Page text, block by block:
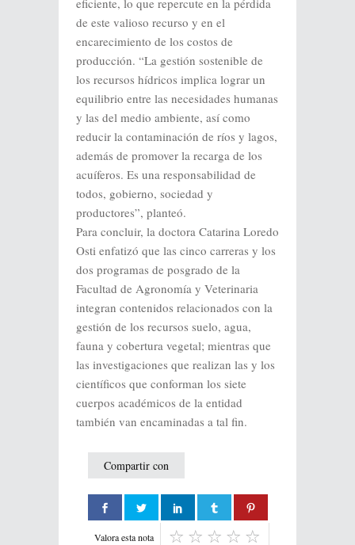
eficiente, lo que repercute en la pérdida
de este valioso recurso y en el
encarecimiento de los costos de
producción. “La gestión sostenible de
los recursos hídricos implica lograr un
equilibrio entre las necesidades humanas
y las del medio ambiente, así como
reducir la contaminación de ríos y lagos,
además de promover la recarga de los
acuíferos. Es una responsabilidad de
todos, gobierno, sociedad y
productores”, planteó.
Para concluir, la doctora Catarina Loredo
Osti enfatizó que las cinco carreras y los
dos programas de posgrado de la
Facultad de Agronomía y Veterinaria
integran contenidos relacionados con la
gestión de los recursos suelo, agua,
fauna y cobertura vegetal; mientras que
las investigaciones que realizan las y los
científicos que conforman los siete
cuerpos académicos de la entidad
también van encaminadas a tal fin.
Compartir con
Valora esta nota